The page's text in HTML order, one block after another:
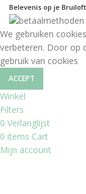
Belevenis op je Bruiloft
We gebruiken
verbeteren. Door op
gebruik van cookies
ACCEPT
Winkel
Filters
0 Verlanglijst
0 items Cart
Mijn account